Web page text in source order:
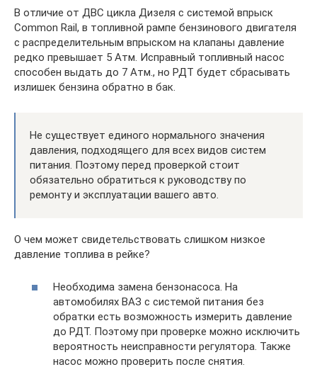
В отличие от ДВС цикла Дизеля с системой впрыск
Common Rail, в топливной рампе бензинового двигателя
с распределительным впрыском на клапаны давление
редко превышает 5 Атм. Исправный топливный насос
способен выдать до 7 Атм., но РДТ будет сбрасывать
излишек бензина обратно в бак.
Не существует единого нормального значения
давления, подходящего для всех видов систем
питания. Поэтому перед проверкой стоит
обязательно обратиться к руководству по
ремонту и эксплуатации вашего авто.
О чем может свидетельствовать слишком низкое
давление топлива в рейке?
Необходима замена бензонасоса. На
автомобилях ВАЗ с системой питания без
обратки есть возможность измерить давление
до РДТ. Поэтому при проверке можно исключить
вероятность неисправности регулятора. Также
насос можно проверить после снятия.